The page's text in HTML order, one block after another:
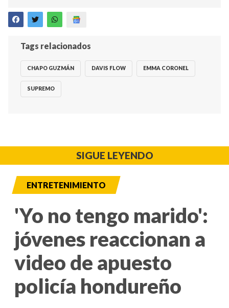
Tags relacionados
CHAPO GUZMÁN DAVIS FLOW EMMA CORONEL
SUPREMO
SIGUE LEYENDO
ENTRETENIMIENTO
'Yo no tengo marido':
jóvenes reaccionan a
video de apuesto
policía hondureño